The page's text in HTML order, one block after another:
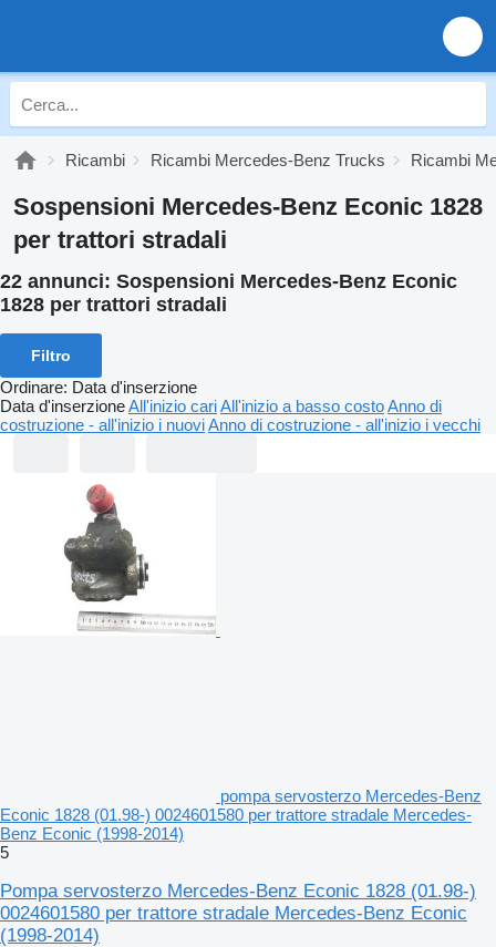
Ricambi Ricambi Mercedes-Benz Trucks Ricambi
Sospensioni Mercedes-Benz Econic 1828
per trattori stradali
22 annunci: Sospensioni Mercedes-Benz Econic
1828 per trattori stradali
Filtro
Ordinare: Data d'inserzione
Data d'inserzioneAll'inizio cariAll'inizio a basso costoAnno di
costruzione - all'inizio i nuoviAnno di costruzione - all'inizio i vecchi
pompa servosterzo Mercedes-Benz
Econic 1828 (01.98-) 0024601580 per trattore stradale Mercedes-
Benz Econic (1998-2014)
5
Pompa servosterzo Mercedes-Benz Econic 1828 (01.98-)
0024601580 per trattore stradale Mercedes-Benz Econic
(1998-2014)